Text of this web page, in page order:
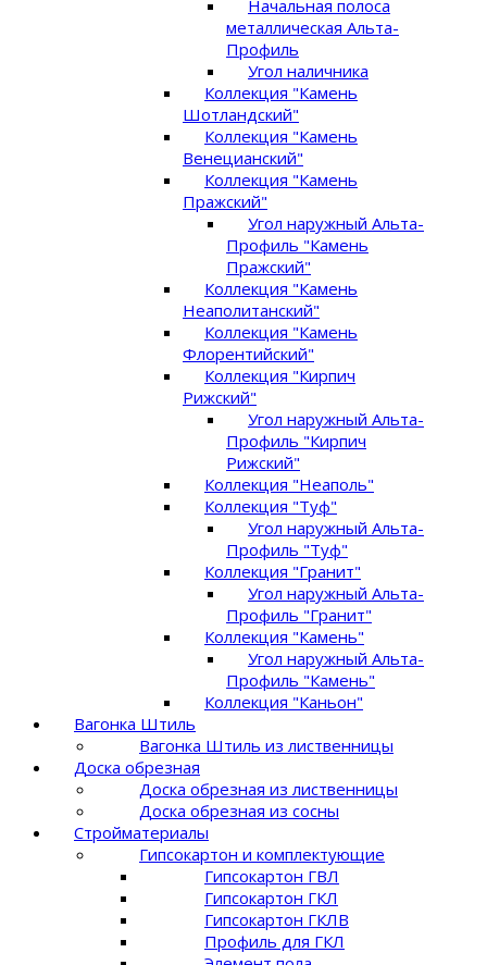
Начальная полоса
металлическая Альта-
Профиль
Угол наличника
Коллекция "Камень
Шотландский"
Коллекция "Камень
Венецианский"
Коллекция "Камень
Пражский"
Угол наружный Альта-
Профиль "Камень
Пражский"
Коллекция "Камень
Неаполитанский"
Коллекция "Камень
Флорентийский"
Коллекция "Кирпич
Рижский"
Угол наружный Альта-
Профиль "Кирпич
Рижский"
Коллекция "Неаполь"
Коллекция "Туф"
Угол наружный Альта-
Профиль "Туф"
Коллекция "Гранит"
Угол наружный Альта-
Профиль "Гранит"
Коллекция "Камень"
Угол наружный Альта-
Профиль "Камень"
Коллекция "Каньон"
Вагонка Штиль
Вагонка Штиль из лиственницы
Доска обрезная
Доска обрезная из лиственницы
Доска обрезная из сосны
Стройматериалы
Гипсокартон и комплектующие
Гипсокартон ГВЛ
Гипсокартон ГКЛ
Гипсокартон ГКЛВ
Профиль для ГКЛ